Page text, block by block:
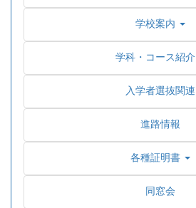
学校案内
学科・コース紹介
入学者選抜関連
進路情報
各種証明書
同窓会